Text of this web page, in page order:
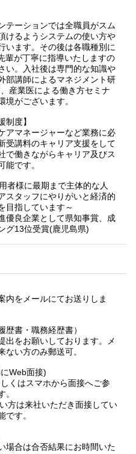
テーションでは全職員がスム
けるようシステムの使い方や
います。その後は各職種別に
輩が丁寧に指導いたしますの
い。入社後は専門的な知識や
部講師によるマネジメント研
産業医による働き方セミナ
境がございます。
制度】
アマネージャーなど業務に必
受講料のキャリア支援をして
で働きながらキャリア及びス
能です。
者様に最期まで主体的な人
スタッフにやりがいと経済的
目指しています～
優良企業として県知事賞、成
グ13位受賞(鹿児島県)
内をメールにてお送りしま
書・職務経歴書）
出をお願いしております。メ
ない方のみ郵送可。
Web面接)
くはスマホから面接へご参
。
方は来社いただき面接してい
です。
場合は合否結果にお時間いた